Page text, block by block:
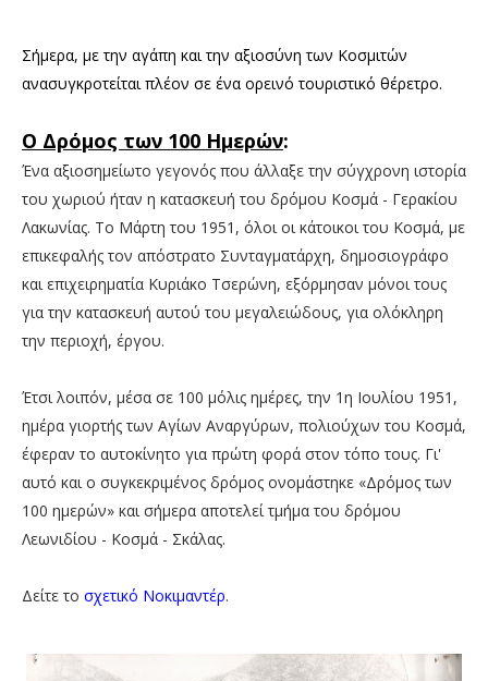
Σήμερα, με την αγάπη και την αξιοσύνη των Κοσμιτών
ανασυγκροτείται πλέον σε ένα ορεινό τουριστικό θέρετρο.
Ο Δρόμος των 100 Ημερών:
Ένα αξιοσημείωτο γεγονός που άλλαξε την σύγχρονη ιστορία
του χωριού ήταν η κατασκευή του δρόμου Κοσμά - Γερακίου
Λακωνίας. Το Μάρτη του 1951, όλοι οι κάτοικοι του Κοσμά, με
επικεφαλής τον απόστρατο Συνταγματάρχη, δημοσιογράφο
και επιχειρηματία Κυριάκο Τσερώνη, εξόρμησαν μόνοι τους
για την κατασκευή αυτού του μεγαλειώδους, για ολόκληρη
την περιοχή, έργου.
Έτσι λοιπόν, μέσα σε 100 μόλις ημέρες, την 1η Ιουλίου 1951,
ημέρα γιορτής των Αγίων Αναργύρων, πολιούχων του Κοσμά,
έφεραν το αυτοκίνητο για πρώτη φορά στον τόπο τους. Γι'
αυτό και ο συγκεκριμένος δρόμος ονομάστηκε «Δρόμος των
100 ημερών» και σήμερα αποτελεί τμήμα του δρόμου
Λεωνιδίου - Κοσμά - Σκάλας.
Δείτε το σχετικό Νοκιμαντέρ.